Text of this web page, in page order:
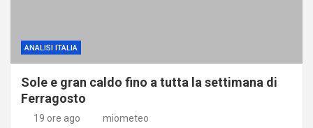
ANALISI ITALIA
Sole e gran caldo fino a tutta la settimana di
Ferragosto
19 ore ago miometeo